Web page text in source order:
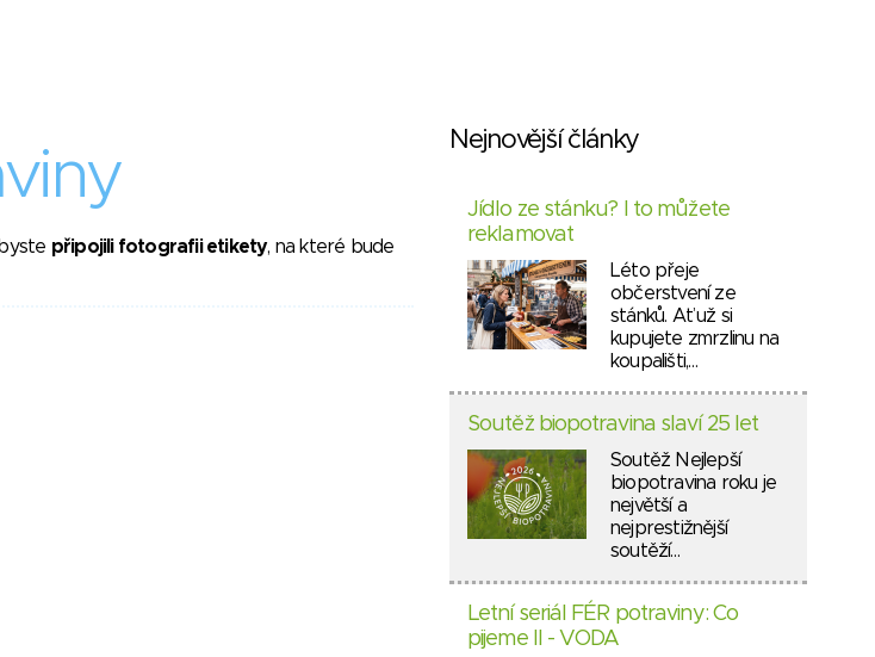
připojili fotografii etikety, na které bude
Nejnovější články
Jídlo ze stánku? I to můžete
reklamovat
Léto přeje
občerstvení ze
stánků. Ať už si
kupujete zmrzlinu na
koupališti,…
Soutěž biopotravina slaví 25 let
Soutěž Nejlepší
biopotravina roku je
největší a
nejprestižnější
soutěží…
Letní seriál FÉR potraviny: Co
pijeme II - VODA